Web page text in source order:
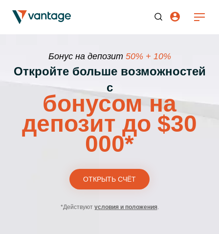
Бонус на депозит 50% + 10%
Откройте больше возможностей
с
бонусом на
депозит до $30
000*
ОТКРЫТЬ СЧЁТ
*Действуют условия и положения.